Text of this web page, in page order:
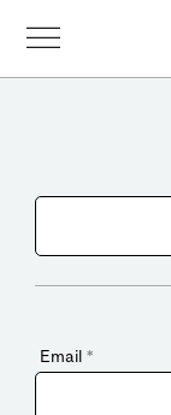
Email *